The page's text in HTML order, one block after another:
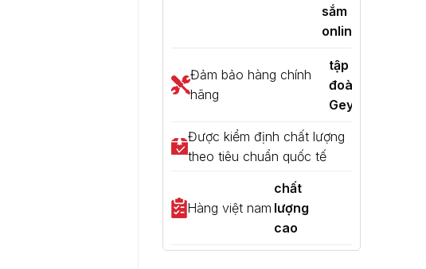
sắm
online
Đảm bảo hàng chính
hãng
tập
đoàn
Geyser
Được kiểm định chất lượng
theo tiêu chuẩn quốc tế
Hàng việt nam
chất
lượng
cao